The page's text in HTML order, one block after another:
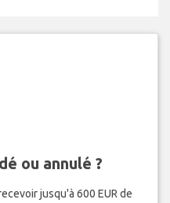
ou annulé ?
jusqu'à 600 EUR de